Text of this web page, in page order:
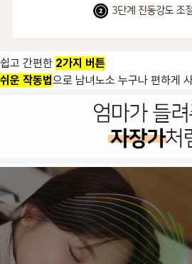
쉽고 간편한 2가지 버튼
쉬운 작동법으로 남녀노소 누구나 편하게